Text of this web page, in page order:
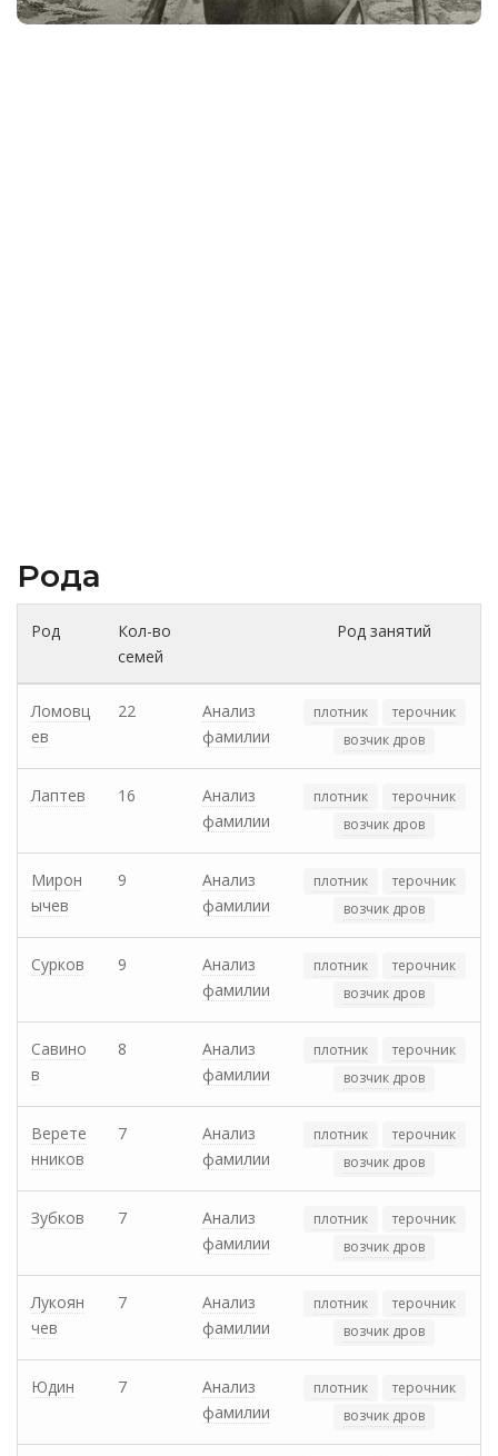
Рода
Род
Кол-во
семей
Род занятий
Ломовц
ев
22
Анализ
фамилии
плотник
терочник
возчик дров
Лаптев 16
Анализ
фамилии
плотник
терочник
возчик дров
Мирон
ычев
9
Анализ
фамилии
плотник
терочник
возчик дров
Сурков 9
Анализ
фамилии
плотник
терочник
возчик дров
Савино
в
8
Анализ
фамилии
плотник
терочник
возчик дров
Верете
нников
7
Анализ
фамилии
плотник
терочник
возчик дров
Зубков 7
Анализ
фамилии
плотник
терочник
возчик дров
Лукоян
чев
7
Анализ
фамилии
плотник
терочник
возчик дров
Юдин 7
Анализ
фамилии
плотник
терочник
возчик дров